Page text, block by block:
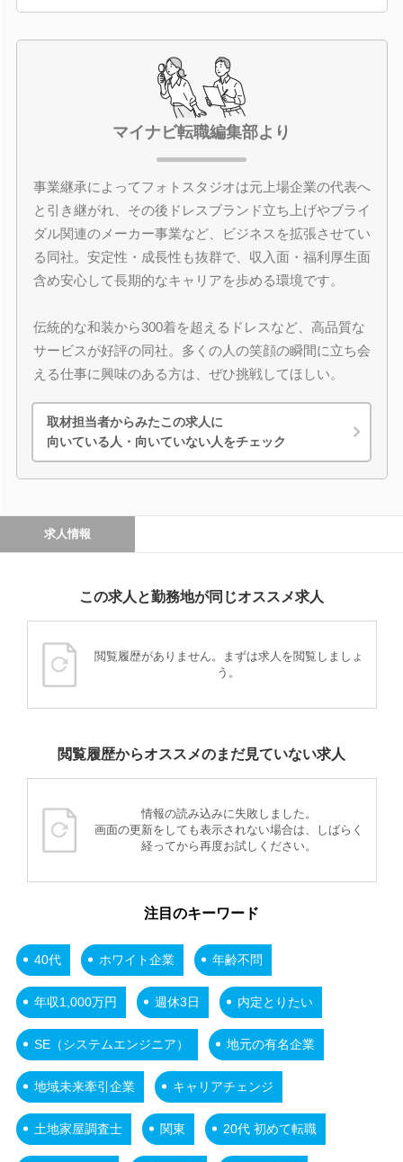
マイナビ転職編集部より
事業継承によってフォトスタジオは元上場企業の代表へ
と引き継がれ、その後ドレスブランド立ち上げやブライ
ダル関連のメーカー事業など、ビジネスを拡張させてい
る同社。安定性・成長性も抜群で、収入面・福利厚生面
含め安心して長期的なキャリアを歩める環境です。
伝統的な和装から300着を超えるドレスなど、高品質な
サービスが好評の同社。多くの人の笑顔の瞬間に立ち会
える仕事に興味のある方は、ぜひ挑戦してほしい。
取材担当者からみたこの求人に
向いている人・向いていない人をチェック
求人情報
この求人と勤務地が同じオススメ求人
閲覧履歴がありません。まずは求人を閲覧しましょ
う。
閲覧履歴からオススメのまだ見ていない求人
情報の読み込みに失敗しました。
画面の更新をしても表示されない場合は、しばらく
経ってから再度お試しください。
注目のキーワード
40代 ホワイト企業 年齢不問
年収1,000万円 週休3日 内定とりたい
SE（システムエンジニア） 地元の有名企業
地域未来牽引企業 キャリアチェンジ
土地家屋調査士 関東 20代 初めて転職